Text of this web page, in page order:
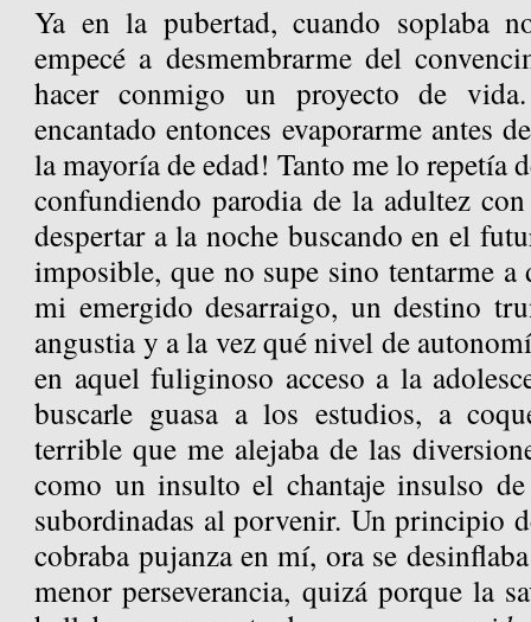
Ya en la pubertad, cuando soplaba
empecé a desmembrarme del
hacer conmigo un proyecto de
encantado entonces evaporarme antes
la mayoría de edad! Tanto me lo repetía
confundiendo parodia de la adultez
despertar a la noche buscando en el
imposible, que no supe sino tentarme
mi emergido desarraigo, un destino
angustia y a la vez qué nivel de
en aquel fuliginoso acceso a la
buscarle guasa a los estudios, a
terrible que me alejaba de las
como un insulto el chantaje insulso de
subordinadas al porvenir. Un principio
cobraba pujanza en mí, ora se
menor perseverancia, quizá porque la